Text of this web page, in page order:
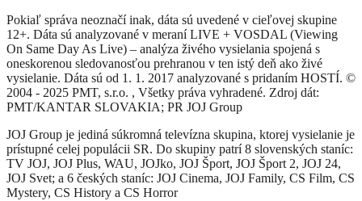
Pokiaľ správa neoznačí inak, dáta sú uvedené v cieľovej skupine
12+. Dáta sú analyzované v meraní LIVE + VOSDAL (Viewing
On Same Day As Live) – analýza živého vysielania spojená s
oneskorenou sledovanosťou prehranou v ten istý deň ako živé
vysielanie. Dáta sú od 1. 1. 2017 analyzované s pridaním HOSTÍ. ©
2004 - 2025 PMT, s.r.o. , Všetky práva vyhradené. Zdroj dát:
PMT/KANTAR SLOVAKIA; PR JOJ Group
JOJ Group je jediná súkromná televízna skupina, ktorej vysielanie je
prístupné celej populácii SR. Do skupiny patrí 8 slovenských staníc:
TV JOJ, JOJ Plus, WAU, JOJko, JOJ Šport, JOJ Šport 2, JOJ 24,
JOJ Svet; a 6 českých staníc: JOJ Cinema, JOJ Family, CS Film, CS
Mystery, CS History a CS Horror